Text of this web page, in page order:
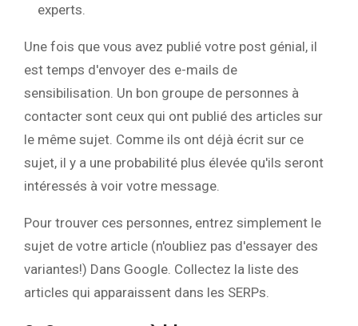
experts.
Une fois que vous avez publié votre post génial, il
est temps d'envoyer des e-mails de
sensibilisation. Un bon groupe de personnes à
contacter sont ceux qui ont publié des articles sur
le même sujet. Comme ils ont déjà écrit sur ce
sujet, il y a une probabilité plus élevée qu'ils seront
intéressés à voir votre message.
Pour trouver ces personnes, entrez simplement le
sujet de votre article (n'oubliez pas d'essayer des
variantes!) Dans Google. Collectez la liste des
articles qui apparaissent dans les SERPs.